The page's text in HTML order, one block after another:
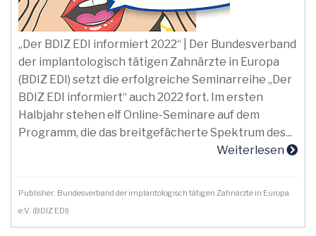
„Der BDIZ EDI informiert 2022“ | Der Bundesverband
der implantologisch tätigen Zahnärzte in Europa
(BDIZ EDI) setzt die erfolgreiche Seminarreihe „Der
BDIZ EDI informiert“ auch 2022 fort. Im ersten
Halbjahr stehen elf Online-Seminare auf dem
Programm, die das breitgefächerte Spektrum des...
Weiterlesen
Publisher: Bundesverband der implantologisch tätigen Zahnärzte in Europa
e.V. (BDIZ EDI)